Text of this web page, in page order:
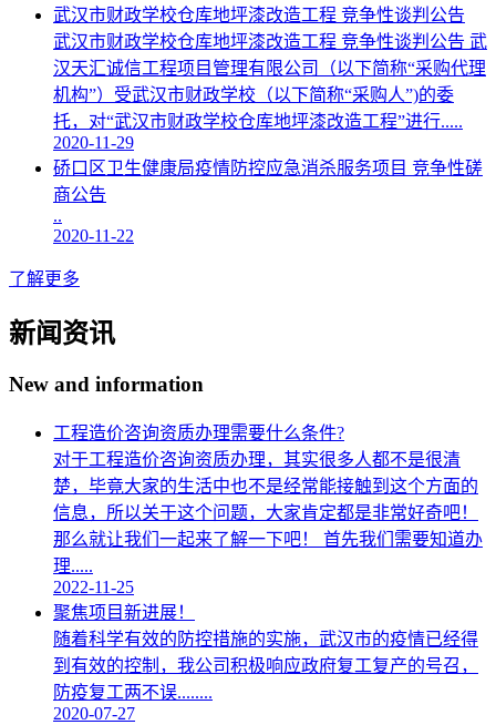
武汉市财政学校仓库地坪漆改造工程 竞争性谈判公告
武汉市财政学校仓库地坪漆改造工程 竞争性谈判公告 武
汉天汇诚信工程项目管理有限公司（以下简称“采购代理
机构”）受武汉市财政学校（以下简称“采购人”)的委
托，对“武汉市财政学校仓库地坪漆改造工程”进行.....
2020-11-29
硚口区卫生健康局疫情防控应急消杀服务项目 竞争性磋
商公告
..
2020-11-22
了解更多
新闻资讯
New and information
工程造价咨询资质办理需要什么条件?
对于工程造价咨询资质办理，其实很多人都不是很清
楚，毕竟大家的生活中也不是经常能接触到这个方面的
信息，所以关于这个问题，大家肯定都是非常好奇吧！
那么就让我们一起来了解一下吧！ 首先我们需要知道办
理.....
2022-11-25
聚焦项目新进展！
随着科学有效的防控措施的实施，武汉市的疫情已经得
到有效的控制，我公司积极响应政府复工复产的号召，
防疫复工两不误........
2020-07-27